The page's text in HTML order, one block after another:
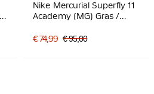
Nike Mercurial Superfly 11
Academy (MG) Gras /
Voetbalschoenen Felroze
€ 74,99 € 95,00